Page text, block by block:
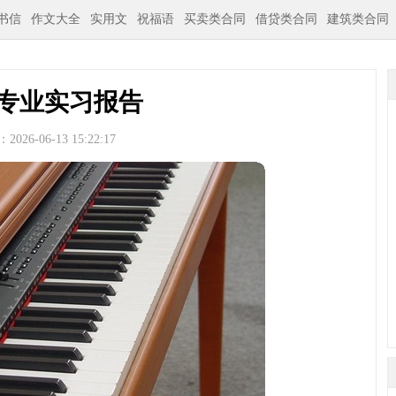
信 作文大全 实用文 祝福语 买卖类合同 借贷类合同 建筑类合同
业实习报告
2026-06-13 15:22:17